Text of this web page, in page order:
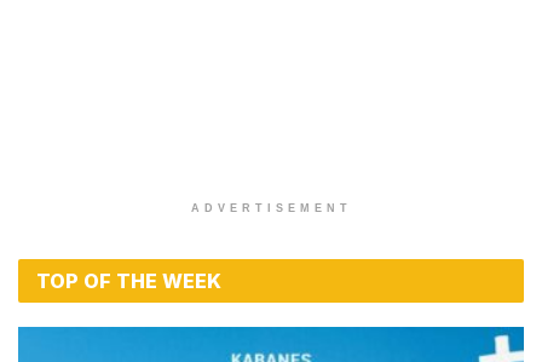
ADVERTISEMENT
TOP OF THE WEEK